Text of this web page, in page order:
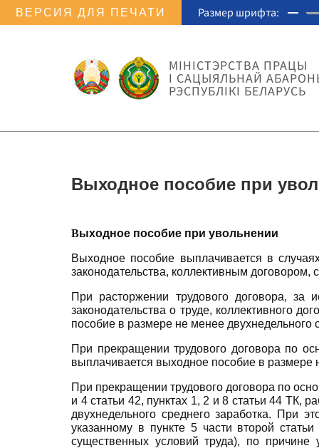
ВЕРСИЯ ДЛЯ ПЕЧАТИ Размер шрифта:
МIНIСТЭРСТВА ПРАЦЫ
I САЦЫЯЛЬНАЙ
РЭСПУБЛІКІ БЕЛАРУСЬ
Выходное пособие при
Выходное пособие при увольнении
Выходное пособие выплачивается в
законодательства, коллективным договором,
При расторжении трудового договора, за
законодательства о труде, коллективного
пособие в размере не менее двухнедельного
При прекращении трудового договора по
выплачивается выходное пособие в размере
При прекращении трудового договора по
и 4 статьи 42, пунктах 1, 2 и 8 статьи 44 ТК,
двухнедельного среднего заработка. При
указанному в пункте 5 части второй
существенных условий труда), по